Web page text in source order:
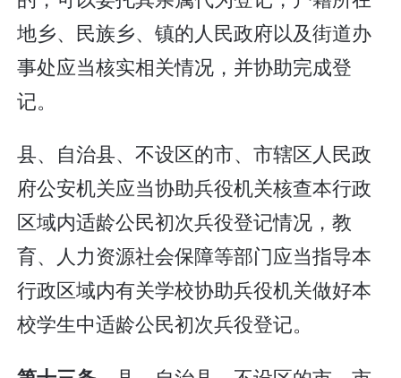
地乡、民族乡、镇的人民政府以及街道办
事处应当核实相关情况，并协助完成登
记。
县、自治县、不设区的市、市辖区人民政
府公安机关应当协助兵役机关核查本行政
区域内适龄公民初次兵役登记情况，教
育、人力资源社会保障等部门应当指导本
行政区域内有关学校协助兵役机关做好本
校学生中适龄公民初次兵役登记。